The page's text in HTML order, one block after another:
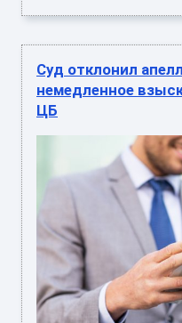
Суд отклонил
немедленное
ЦБ